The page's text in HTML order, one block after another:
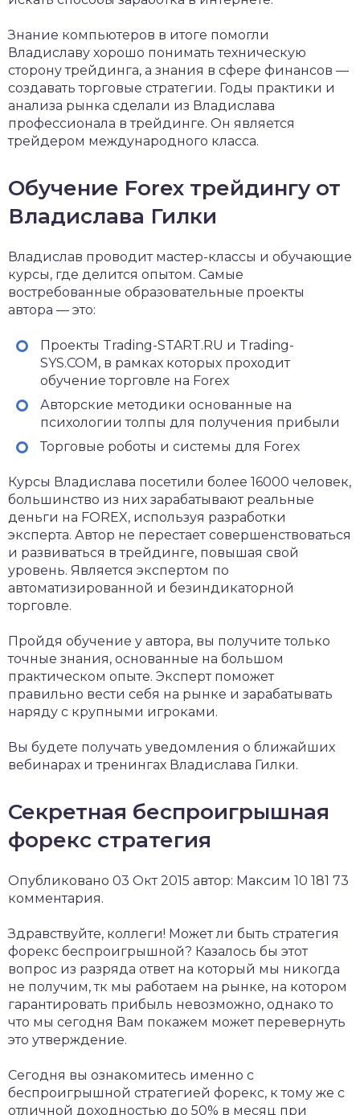
Знание компьютеров в итоге помогли
Владиславу хорошо понимать техническую
сторону трейдинга, а знания в сфере финансов —
создавать торговые стратегии. Годы практики и
анализа рынка сделали из Владислава
профессионала в трейдинге. Он является
трейдером международного класса.
Обучение Forex трейдингу от
Владислава Гилки
Владислав проводит мастер-классы и обучающие
курсы, где делится опытом. Самые
востребованные образовательные проекты
автора — это:
Проекты Trading-START.RU и Trading-
SYS.COM, в рамках которых проходит
обучение торговле на Forex
Авторские методики основанные на
психологии толпы для получения прибыли
Торговые роботы и системы для Forex
Курсы Владислава посетили более 16000 человек,
большинство из них зарабатывают реальные
деньги на FOREX, используя разработки
эксперта. Автор не перестает совершенствоваться
и развиваться в трейдинге, повышая свой
уровень. Является экспертом по
автоматизированной и безиндикаторной
торговле.
Пройдя обучение у автора, вы получите только
точные знания, основанные на большом
практическом опыте. Эксперт поможет
правильно вести себя на рынке и зарабатывать
наряду с крупными игроками.
Вы будете получать уведомления о ближайших
вебинарах и тренингах Владислава Гилки.
Секретная беспроигрышная
форекс стратегия
Опубликовано 03 Окт 2015 автор: Максим 10 181 73
комментария.
Здравствуйте, коллеги! Может ли быть стратегия
форекс беспроигрышной? Казалось бы этот
вопрос из разряда ответ на который мы никогда
не получим, тк мы работаем на рынке, на котором
гарантировать прибыль невозможно, однако то
что мы сегодня Вам покажем может перевернуть
это утверждение.
Сегодня вы ознакомитесь именно с
беспроигрышной стратегией форекс, к тому же с
отличной доходностью до 50% в месяц при